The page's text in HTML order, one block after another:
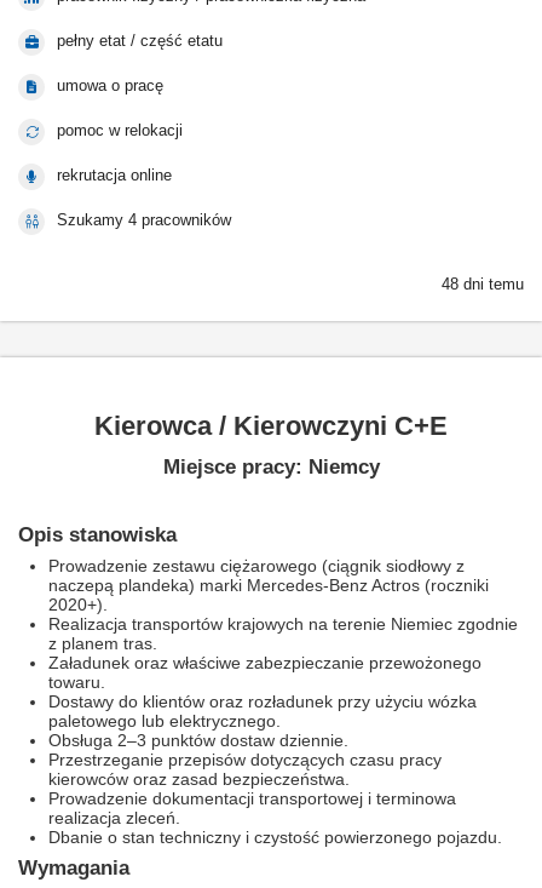
pełny etat / część etatu
umowa o pracę
pomoc w relokacji
rekrutacja online
Szukamy 4 pracowników
48 dni temu
Kierowca / Kierowczyni C+E
Miejsce pracy: Niemcy
Opis stanowiska
Prowadzenie zestawu ciężarowego (ciągnik siodłowy z
naczepą plandeka) marki Mercedes-Benz Actros (roczniki
2020+).
Realizacja transportów krajowych na terenie Niemiec zgodnie
z planem tras.
Załadunek oraz właściwe zabezpieczanie przewożonego
towaru.
Dostawy do klientów oraz rozładunek przy użyciu wózka
paletowego lub elektrycznego.
Obsługa 2–3 punktów dostaw dziennie.
Przestrzeganie przepisów dotyczących czasu pracy
kierowców oraz zasad bezpieczeństwa.
Prowadzenie dokumentacji transportowej i terminowa
realizacja zleceń.
Dbanie o stan techniczny i czystość powierzonego pojazdu.
Wymagania